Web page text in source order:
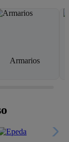
Armarios